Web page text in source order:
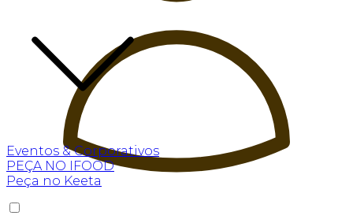
Eventos & Corporativos
PEÇA NO IFOOD
Peça no Keeta